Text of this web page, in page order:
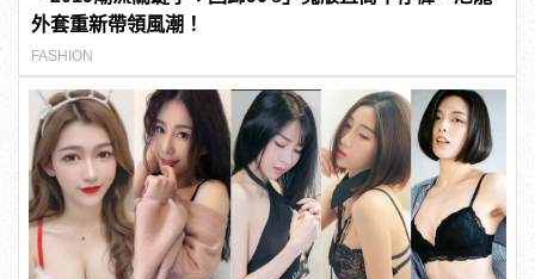
外套重新帶領風潮！
FASHION